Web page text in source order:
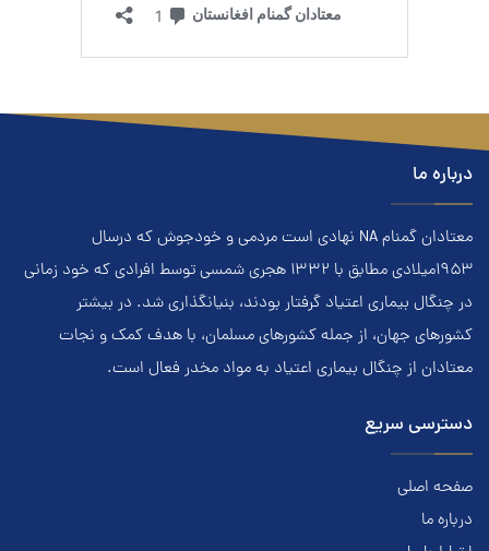
درباره ما
معتادان گمنام NA نهادي است مردمي و خودجوش که درسال
۱۹۵۳ميلادي مطابق با ۱۳۳۲ هجري‌ شمسي توسط افرادي که خود زماني
در چنگال بیماری اعتياد گرفتار بودند، بنيانگذاري شد. در بيشتر
کشور‌هاي جهان، از جمله کشور‌هاي مسلمان، با هدف کمک و نجات
معتادان از چنگال بیماری اعتياد به مواد مخدر فعال است.
دسترسی سریع
صفحه اصلی
درباره ما